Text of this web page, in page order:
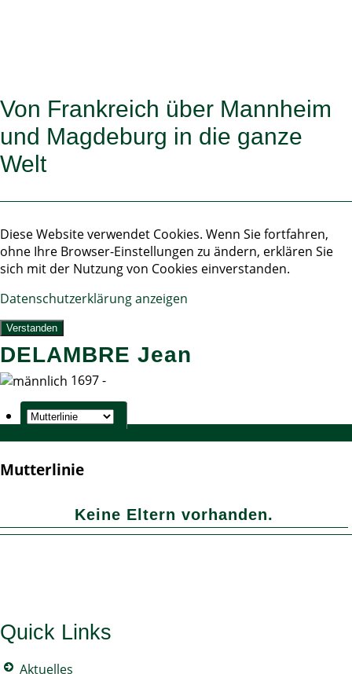
Von Frankreich über Mannheim
und Magdeburg in die ganze
Welt
Diese Website verwendet Cookies. Wenn Sie fortfahren,
ohne Ihre Browser-Einstellungen zu ändern, erklären Sie
sich mit der Nutzung von Cookies einverstanden.
Datenschutzerklärung anzeigen
Verstanden
DELAMBRE Jean
1697 -
Mutterlinie
Keine Eltern vorhanden.
Quick Links
Aktuelles